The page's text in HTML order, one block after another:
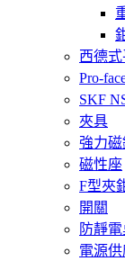
西德式
Pro-
SKF
夾具
強力磁
磁性座
F型夾
開關
防靜
電源